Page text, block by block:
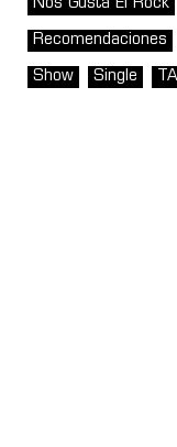
Nos Gusta El Rock
Recomendaciones
Show Single